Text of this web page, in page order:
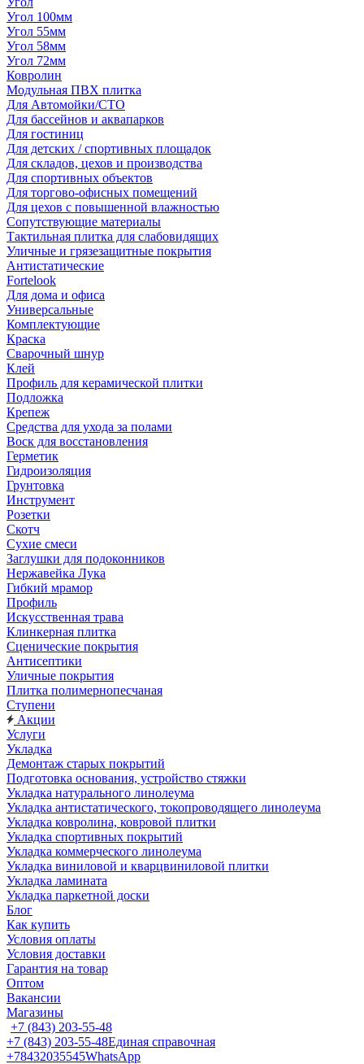
Угол 100мм
Угол 55мм
Угол 58мм
Угол 72мм
Ковролин
Модульная ПВХ плитка
Для Автомойки/СТО
Для бассейнов и аквапарков
Для гостиниц
Для детских / спортивных площадок
Для складов, цехов и производства
Для спортивных объектов
Для торгово-офисных помещений
Для цехов с повышенной влажностью
Сопутствующие материалы
Тактильная плитка для слабовидящих
Уличные и грязезащитные покрытия
Антистатические
Fortelook
Для дома и офиса
Универсальные
Комплектующие
Краска
Сварочный шнур
Клей
Профиль для керамической плитки
Подложка
Крепеж
Средства для ухода за полами
Воск для восстановления
Герметик
Гидроизоляция
Грунтовка
Инструмент
Розетки
Скотч
Сухие смеси
Заглушки для подоконников
Нержавейка Лука
Гибкий мрамор
Профиль
Искусственная трава
Клинкерная плитка
Сценические покрытия
Антисептики
Уличные покрытия
Плитка полимернопесчаная
Ступени
Акции
Услуги
Укладка
Демонтаж старых покрытий
Подготовка основания, устройство стяжки
Укладка натурального линолеума
Укладка антистатического, токопроводящего линолеума
Укладка ковролина, ковровой плитки
Укладка спортивных покрытий
Укладка коммерческого линолеума
Укладка виниловой и кварцвиниловой плитки
Укладка ламината
Укладка паркетной доски
Блог
Как купить
Условия оплаты
Условия доставки
Гарантия на товар
Оптом
Вакансии
Магазины
+7 (843) 203-55-48
+7 (843) 203-55-48Единая справочная
+78432035545WhatsApp